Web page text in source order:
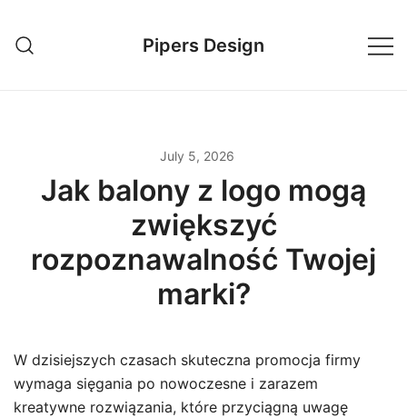
content
Pipers Design
July 5, 2026
Jak balony z logo mogą
zwiększyć
rozpoznawalność Twojej
marki?
W dzisiejszych czasach skuteczna promocja firmy
wymaga sięgania po nowoczesne i zarazem
kreatywne rozwiązania, które przyciągną uwagę